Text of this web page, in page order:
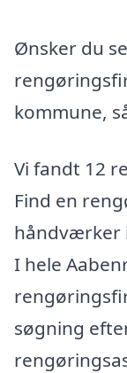
Ønsker du
kommune,
Vi fandt 12
Find en
håndværker
I hele
søgning